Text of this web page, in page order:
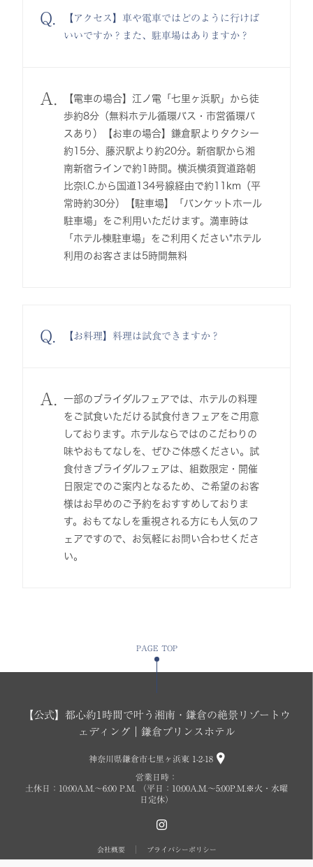
Q.
【アクセス】車や電車ではどのように行けば
いいですか？また、駐車場はありますか？
A.
【電車の場合】江ノ電「七里ヶ浜駅」から徒
歩約8分（無料ホテル循環バス・市営循環バ
スあり）【お車の場合】鎌倉駅よりタクシー
約15分、藤沢駅より約20分。新宿駅から湘
南新宿ラインで約1時間。横浜横須賀道路朝
比奈I.C.から国道134号線経由で約11km（平
常時約30分）【駐車場】「バンケットホール
駐車場」をご利用いただけます。満車時は
「ホテル棟駐車場」をご利用ください*ホテル
利用のお客さまは5時間無料
Q. 【お料理】料理は試食できますか？
A.
一部のブライダルフェアでは、ホテルの料理
をご試食いただける試食付きフェアをご用意
しております。ホテルならではのこだわりの
味やおもてなしを、ぜひご体感ください。試
食付きブライダルフェアは、組数限定・開催
日限定でのご案内となるため、ご希望のお客
様はお早めのご予約をおすすめしておりま
す。おもてなしを重視される方にも人気のフ
ェアですので、お気軽にお問い合わせくださ
い。
PAGE TOP
【公式】都心約1時間で叶う湘南・鎌倉の絶景リゾートウ
ェディング｜鎌倉プリンスホテル
神奈川県鎌倉市七里ヶ浜東 1-2-18
営業日時：
土休日：10:00A.M.〜6:00 P.M. （平日：10:00A.M.～5:00P.M.※火・水曜
日定休）
会社概要 プライバシーポリシー